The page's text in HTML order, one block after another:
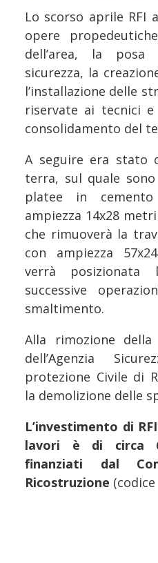
Lo scorso aprile RFI
opere
dell’area, la
sicurezza, la
l’installazione delle
riservate ai tecnici
consolidamento del
A seguire era stato
terra, sul quale
platee in
ampiezza 14x28
che rimuoverà la
con ampiezza
verrà
successive
smaltimento.
Alla rimozione
dell’Agenzia
protezione Civile di
la demolizione delle
L’investimento di
lavori è di circa
finanziati dal
Ricostruzione (codice